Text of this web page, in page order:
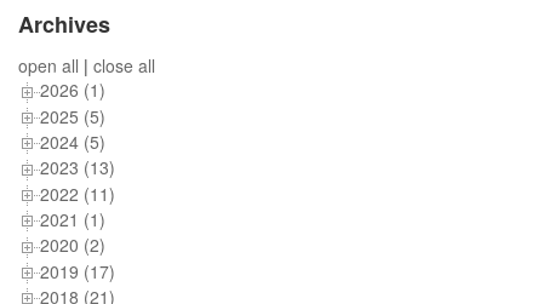
Archives
open all | close all
2026 (1)
2025 (5)
2024 (5)
2023 (13)
2022 (11)
2021 (1)
2020 (2)
2019 (17)
2018 (21)